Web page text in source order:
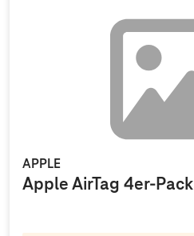
APPLE
Apple AirTag 4er-Pack